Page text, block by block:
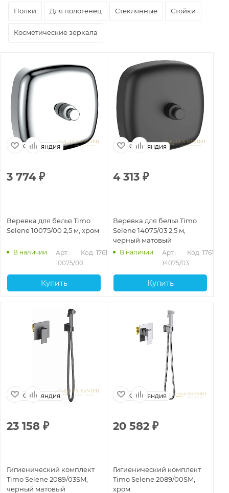
Полки Для полотенец Стеклянные Стойки
Косметические зеркала
Финляндия
3 774₽
Веревка для белья Timo
Selene 10075/00 2,5 м, хром
В наличии
Арт.:
10075/00
Код: 17617
Купить
Финляндия
4 313 ₽
Веревка для белья Timo
Selene 14075/03 2,5 м,
черный матовый
В наличии
Арт.:
14075/03
Код: 17618
Купить
Финляндия
23 158 ₽
Гигиенический комплект
Timo Selene 2089/03SM,
черный матовый
Финляндия
20 582 ₽
Гигиенический комплект
Timo Selene 2089/00SM,
хром